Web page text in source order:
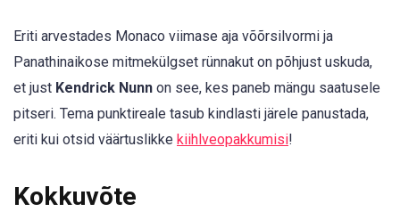
Eriti arvestades Monaco viimase aja võõrsilvormi ja
Panathinaikose mitmekülgset rünnakut on põhjust uskuda,
et just Kendrick Nunn on see, kes paneb mängu saatusele
pitseri. Tema punktireale tasub kindlasti järele panustada,
eriti kui otsid väärtuslikke kiihlveopakkumisi!
Kokkuvõte